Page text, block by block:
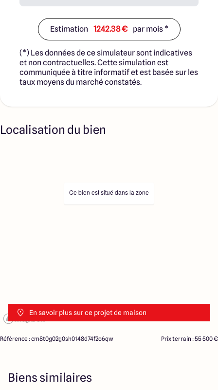
sélectionnés sont disponibles à la date de la première
parution de l’annonce. En aucun cas Maisons ARLOGIS ou
ses collaborateurs ne sont propriétaires des terrains, ne
jouent un rôle d’intermédiation ou de négociation sur la
transaction et ne participent à la vente. Prix indiqués par
nos partenaires fonciers.
Estimation 1242.38 € par mois *
(*) Les données de ce simulateur sont indicatives
et non contractuelles. Cette simulation est
communiquée à titre informatif et est basée sur les
taux moyens du marché constatés.
Localisation du bien
En savoir plus sur ce projet de maison
Ce bien est situé dans la zone
Référence : cm8t0g02g0sh0148d74f2o6qw Prix terrain : 55 500 €
Biens similaires